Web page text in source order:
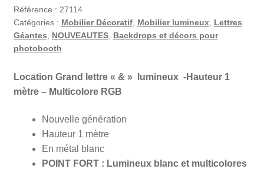
Référence : 27114
Catégories : Mobilier Décoratif, Mobilier lumineux, Lettres
Géantes
NOUVEAUTES, Backdrops et décors pour
photobooth
Location Grand lettre « & » lumineux -Hauteur 1
mètre – Multicolore RGB
Nouvelle génération
Hauteur 1 mètre
En métal blanc
POINT FORT : Lumineux blanc et multicolores